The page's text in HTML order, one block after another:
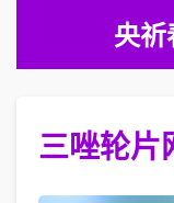
央
三唑轮片